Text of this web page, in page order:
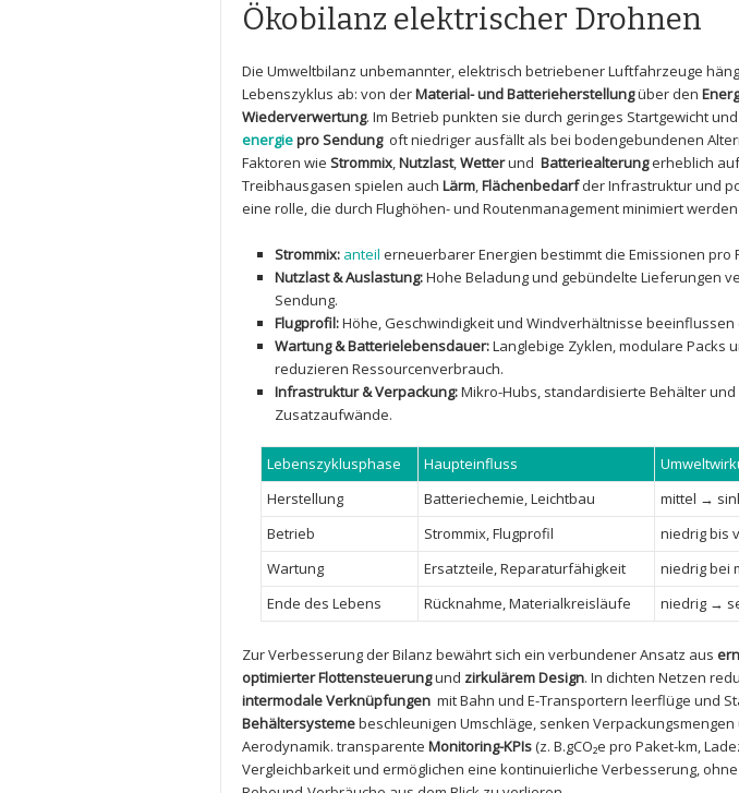
Ökobilanz ⁣elektrischer Drohnen
Die Umweltbilanz unbemannter, elektrisch⁢ betriebener Luftfahrzeuge
Lebenszyklus ⁣ab: von ‍derMaterial- und Batterieherstellung⁢über⁣ den
Wiederverwertung.⁣ Im⁤ Betrieb punkten sie ‌durch geringes ‌Startgewicht
energiepro Sendung oft niedriger ausfällt als bei⁢ bodengebundenen
Faktoren wie Strommix,Nutzlast,Wetterund ⁢ Batteriealterungerheblich
Treibhausgasen spielen ⁢auch Lärm,Flächenbedarfder⁢ Infrastruktur und
eine rolle, die durch Flughöhen- und​ Routenmanagement minimiert​
Strommix: anteil erneuerbarer Energien bestimmt die Emissionen pro
Nutzlast⁤ & ⁢Auslastung:Hohe Beladung und gebündelte Lieferungen
Sendung.
Flugprofil:Höhe, ‍Geschwindigkeit und Windverhältnisse beeinflussen
Wartung & Batterielebensdauer:Langlebige Zyklen, modulare⁢ Packs
reduzieren Ressourcenverbrauch.
Infrastruktur & Verpackung:Mikro-Hubs, ⁢standardisierte Behälter
⁤Zusatzaufwände.
Lebenszyklusphase Haupteinfluss
Herstellung
Batteriechemie, Leichtbau
mittel →
Betrieb
Strommix, Flugprofil
niedrig bis
Wartung
Ersatzteile, Reparaturfähigkeit
niedrig bei
Ende des Lebens
Rücknahme,⁤ Materialkreisläufe niedrig →
Zur Verbesserung der Bilanz bewährt ⁣sich ein verbundener Ansatz aus
optimierter Flottensteuerungund zirkulärem Design. In‌ dichten Netzen
intermodale Verknüpfungen mit‌ Bahn und E-Transportern leerflüge und
Behältersystemebeschleunigen Umschläge,‌ senken
Aerodynamik. ​transparente Monitoring-KPIs(z. B.gCO₂e ‌pro Paket-km,⁤
Vergleichbarkeit‌ und ermöglichen⁤ eine⁤ kontinuierliche Verbesserung,⁤